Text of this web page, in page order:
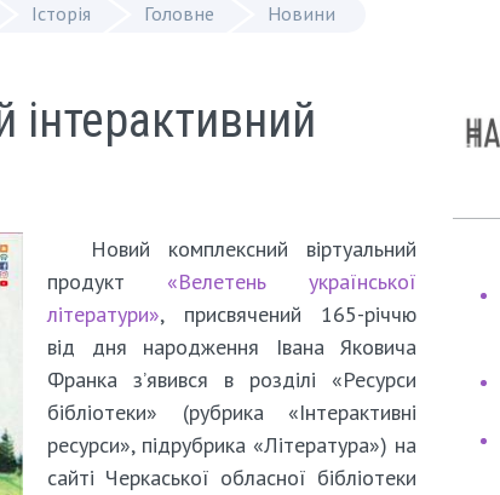
Історія Головне Новини
Новий комплексний віртуальний
продукт «Велетень української
літератури», присвячений 165-річчю
від дня народження Івана Яковича
Франка з’явився в розділі «Ресурси
бібліотеки» (рубрика «Інтерактивні
ресурси», підрубрика «Література») на
сайті Черкаської обласної бібліотеки